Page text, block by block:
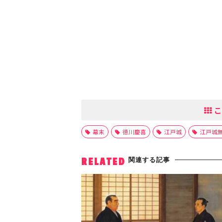
幕末 徳川慶喜 江戸城 江戸城
RELATED 関連する記事